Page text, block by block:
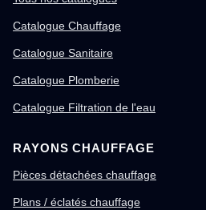
Catalogue Chauffage
Catalogue Sanitaire
Catalogue Plomberie
Catalogue Filtration de l'eau
RAYONS CHAUFFAGE
Pièces détachées chauffage
Plans / éclatés chauffage